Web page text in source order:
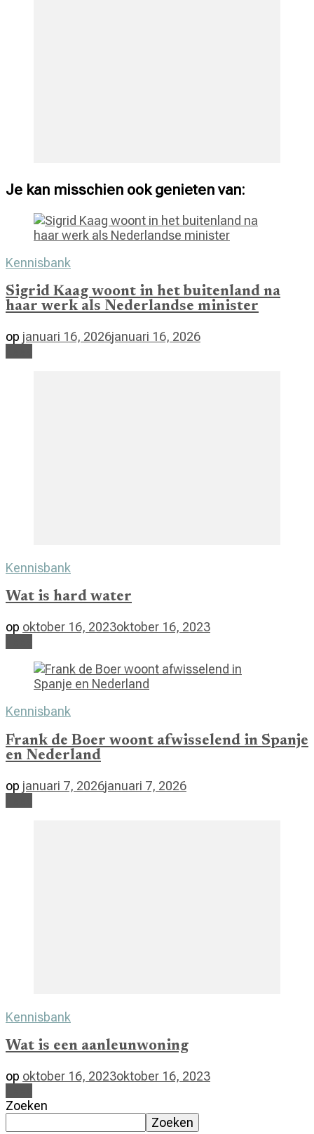
Je kan misschien ook genieten van:
Kennisbank
Sigrid Kaag woont in het buitenland na
haar werk als Nederlandse minister
op januari 16, 2026januari 16, 2026
Kennisbank
Wat is hard water
op oktober 16, 2023oktober 16, 2023
Kennisbank
Frank de Boer woont afwisselend in Spanje
en Nederland
op januari 7, 2026januari 7, 2026
Kennisbank
Wat is een aanleunwoning
op oktober 16, 2023oktober 16, 2023
Zoeken
Zoeken